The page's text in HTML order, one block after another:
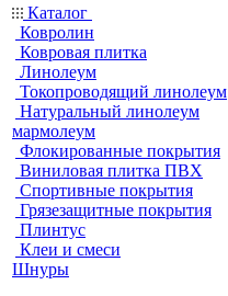
Каталог
Ковролин
Ковровая плитка
Линолеум
Токопроводящий линолеум
Натуральный линолеум
мармолеум
Флокированные покрытия
Виниловая плитка ПВХ
Спортивные покрытия
Грязезащитные покрытия
Плинтус
Клеи и смеси
Шнуры